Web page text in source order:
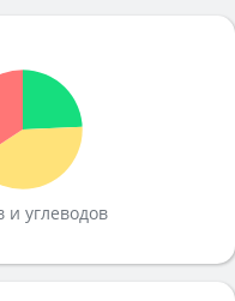
углеводов